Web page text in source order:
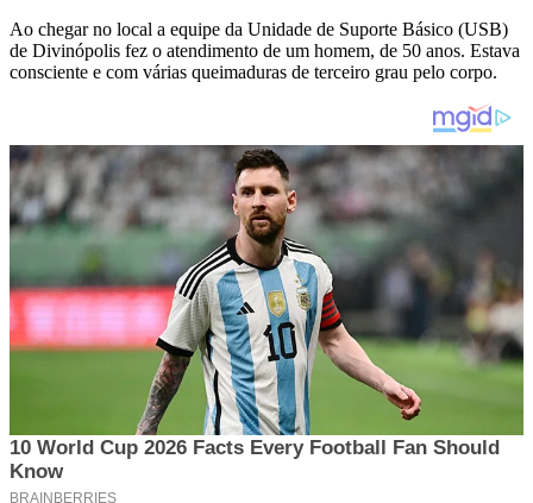
Ao chegar no local a equipe da Unidade de Suporte Básico (USB)
de Divinópolis fez o atendimento de um homem, de 50 anos. Estava
consciente e com várias queimaduras de terceiro grau pelo corpo.